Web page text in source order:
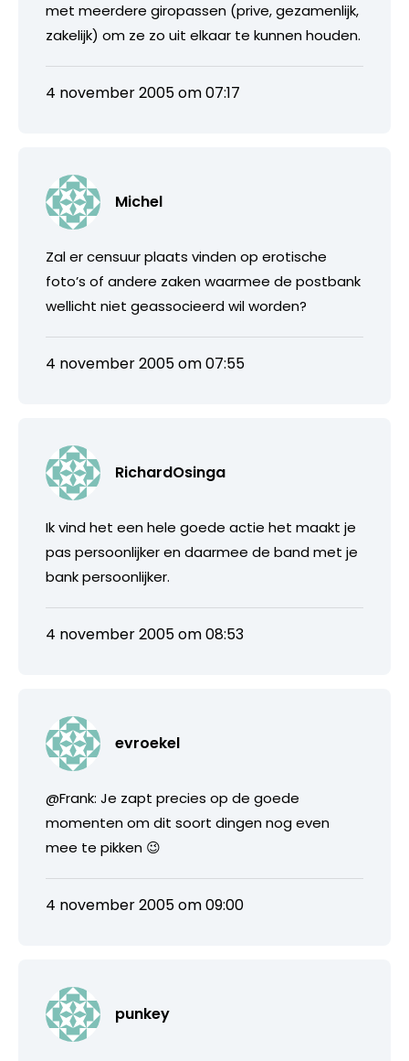
met meerdere giropassen (prive, gezamenlijk,
zakelijk) om ze zo uit elkaar te kunnen houden.
4 november 2005 om 07:17
Michel
Zal er censuur plaats vinden op erotische
foto’s of andere zaken waarmee de postbank
wellicht niet geassocieerd wil worden?
4 november 2005 om 07:55
RichardOsinga
Ik vind het een hele goede actie het maakt je
pas persoonlijker en daarmee de band met je
bank persoonlijker.
4 november 2005 om 08:53
evroekel
@Frank: Je zapt precies op de goede
momenten om dit soort dingen nog even
mee te pikken 😉
4 november 2005 om 09:00
punkey